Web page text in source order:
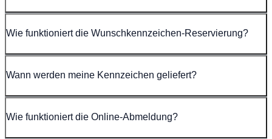
Wie funktioniert die Wunschkennzeichen-Reservierung?
Wann werden meine Kennzeichen geliefert?
Wie funktioniert die Online-Abmeldung?